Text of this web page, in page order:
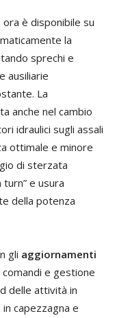
è disponibile su
la
sprechi e
ausiliarie
La
anche nel cambio
idraulici sugli assali
ottimale e minore
di sterzata
e usura
della potenza
gli aggiornamenti
e gestione
delle attività in
capezzagna e